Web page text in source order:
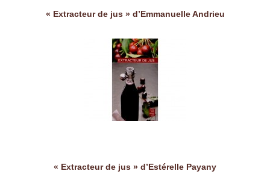
« Extracteur de jus » d’Emmanuelle Andrieu
« Extracteur de jus » d’Estérelle Payany